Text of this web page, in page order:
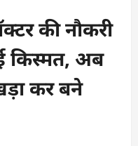
की नौकरी
किस्मत, अब
कर बने